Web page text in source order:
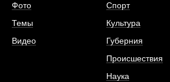
Фото
Темы
Видео
Спорт
Культура
Губерния
Происшествия
Наука